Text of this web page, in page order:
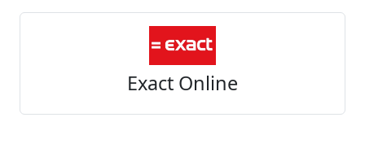
Exact Online